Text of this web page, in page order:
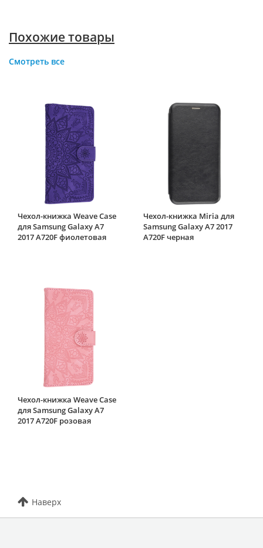
Похожие товары
Смотреть все
Чехол-книжка Weave Case
для Samsung Galaxy A7
2017 A720F фиолетовая
Чехол-книжка Miria для
Samsung Galaxy A7 2017
A720F черная
Чехол-книжка Weave Case
для Samsung Galaxy A7
2017 A720F розовая
Наверх